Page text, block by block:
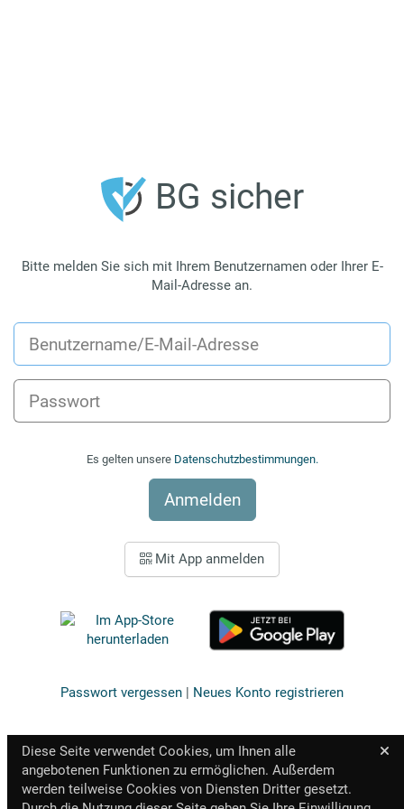
BG sicher
Bitte melden Sie sich mit Ihrem Benutzernamen oder Ihrer E-
Mail-Adresse an.
Es gelten unsere Datenschutzbestimmungen.
Anmelden
Mit App anmelden
Passwort vergessen | Neues Konto registrieren
Diese Seite verwendet Cookies, um Ihnen alle
angebotenen Funktionen zu ermöglichen. Außerdem
werden teilweise Cookies von Diensten Dritter gesetzt.